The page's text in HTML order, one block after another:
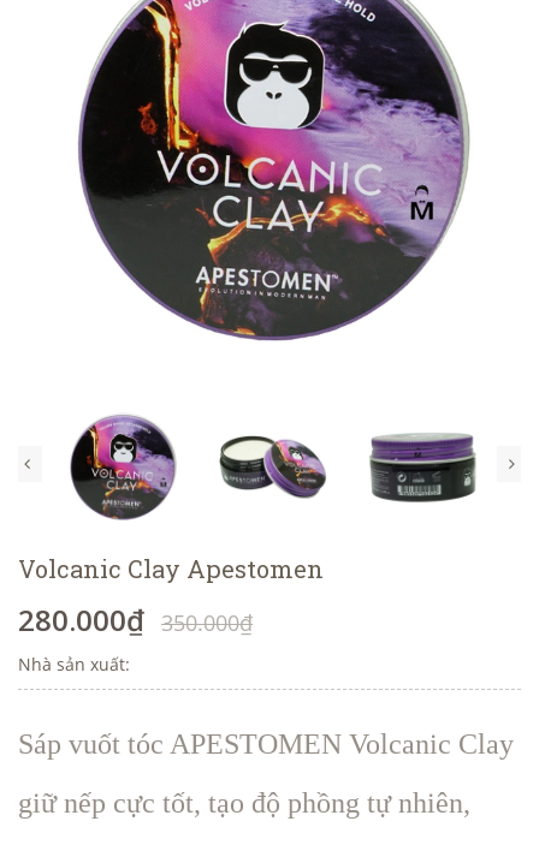
Volcanic Clay Apestomen
280.000₫ 350.000₫
Nhà sản xuất:
Sáp vuốt tóc APESTOMEN Volcanic Clay
giữ nếp cực tốt, tạo độ phồng tự nhiên,